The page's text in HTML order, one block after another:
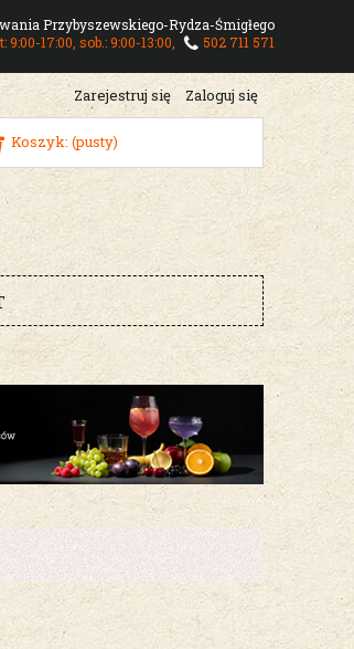
Przybyszewskiego-Rydza-Śmigłego
9:00-17:00, sob.: 9:00-13:00,
502 711 571
Zarejestruj się Zaloguj się
Koszyk: (pusty)